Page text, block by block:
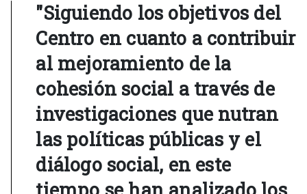
"Siguiendo los objetivos del
Centro en cuanto a contribuir
al mejoramiento de la
cohesión social a través de
investigaciones que nutran
las políticas públicas y el
diálogo social, en este